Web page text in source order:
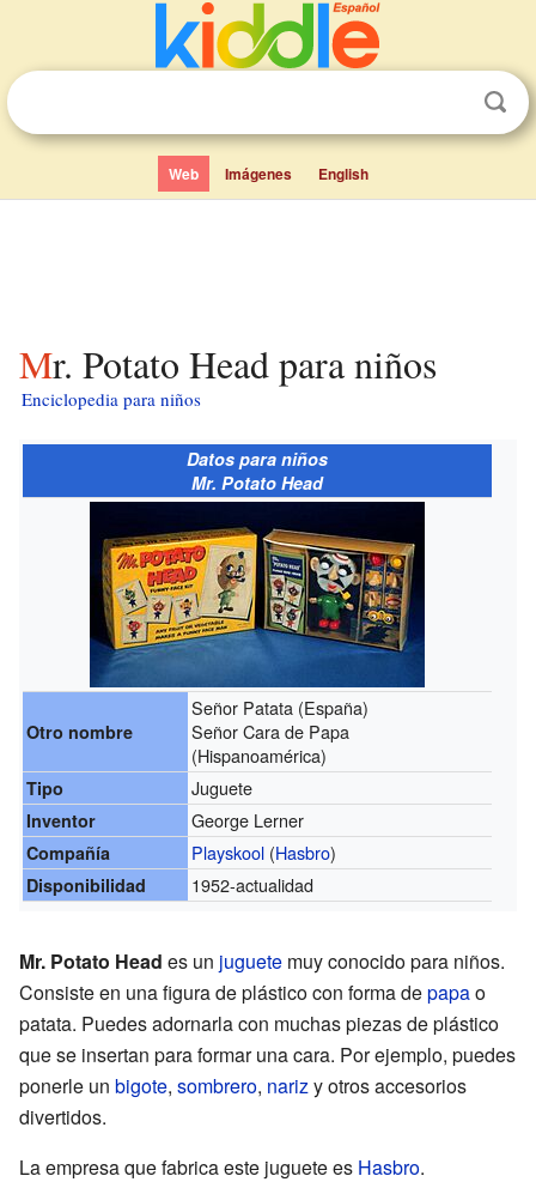
Web Imágenes English
Mr. Potato Head para niños
Enciclopedia para niños
Datos para niños
Mr. Potato Head
Otro nombre
Señor Patata (España)
Señor Cara de Papa
(Hispanoamérica)
Tipo Juguete
Inventor George Lerner
Compañía Playskool (Hasbro)
Disponibilidad 1952-actualidad
Mr. Potato Head es un juguete muy conocido para niños.
Consiste en una figura de plástico con forma depapao
patata. Puedes adornarla con muchas piezas de plástico
que se insertan para formar una cara. Por ejemplo, puedes
ponerle un bigote, sombrero, narizy otros accesorios
divertidos.
La empresa que fabrica este juguete es Hasbro.